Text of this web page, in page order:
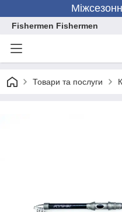
Fishermen Fishermen
Товари та послуги